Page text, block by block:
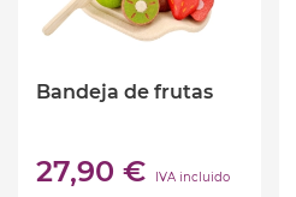
Bandeja de frutas
27,90 € IVA incluido